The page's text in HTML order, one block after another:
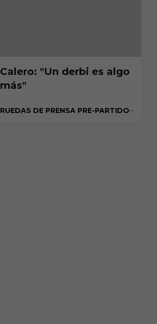
Calero: "Un derbi es algo
más"
RUEDAS DE PRENSA PRE-PARTIDO